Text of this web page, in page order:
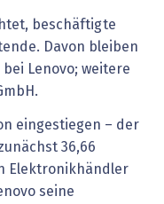
beschäftigte
Davon bleiben
Lenovo; weitere
eingestiegen – der
36,66
Elektronikhändler
seine